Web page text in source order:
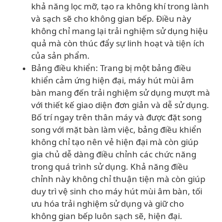
khả năng lọc mỡ, tạo ra không khí trong lành
và sạch sẽ cho không gian bếp. Điều này
không chỉ mang lại trải nghiệm sử dụng hiệu
quả mà còn thúc đẩy sự linh hoạt và tiện ích
của sản phẩm.
Bảng điều khiển: Trang bị một bảng điều
khiển cảm ứng hiện đại, máy hút mùi âm
bàn mang đến trải nghiệm sử dụng mượt mà
với thiết kế giao diện đơn giản và dễ sử dụng.
Bố trí ngay trên thân máy và được đặt song
song với mặt bàn làm việc, bảng điều khiển
không chỉ tạo nên vẻ hiện đại mà còn giúp
gia chủ dễ dàng điều chỉnh các chức năng
trong quá trình sử dụng. Khả năng điều
chỉnh này không chỉ thuận tiện mà còn giúp
duy trì vệ sinh cho máy hút mùi âm bàn, tối
ưu hóa trải nghiệm sử dụng và giữ cho
không gian bếp luôn sạch sẽ, hiện đại.